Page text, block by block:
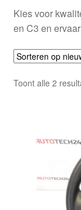
Kies voor
en C3 en
Toont alle 2